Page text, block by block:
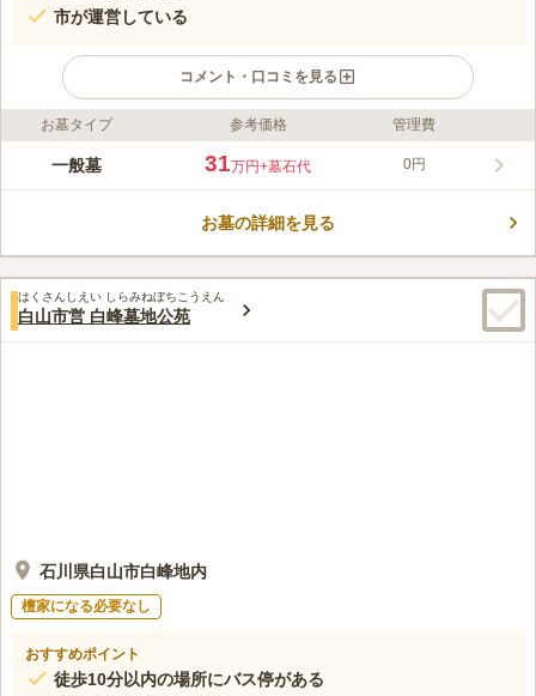
市が運営している
コメント・口コミを見る
ライフドット編集部のコメント
周囲が田畑に囲まれており、緑も豊かで、訪れるたび四季の移り
また市が運営しているので、管理面もしっかりしているのでお墓
口コミ評価
この霊園はまだ誰からも評価されていません。
お墓タイプ 参考価格 管理費
一般墓 31万円+墓石代 0円
お墓の詳細を見る
はくさんしえい しらみねぼちこうえん
白山市営 白峰墓地公苑
石川県白山市白峰地内
檀家になる必要なし
おすすめポイント
徒歩10分以内の場所にバス停がある